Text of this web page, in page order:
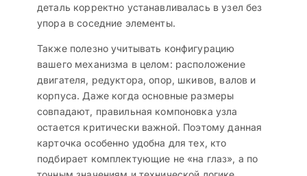
деталь корректно устанавливалась в узел без
упора в соседние элементы.
Также полезно учитывать конфигурацию
вашего механизма в целом: расположение
двигателя, редуктора, опор, шкивов, валов и
корпуса. Даже когда основные размеры
совпадают, правильная компоновка узла
остается критически важной. Поэтому данная
карточка особенно удобна для тех, кто
подбирает комплектующие не «на глаз», а по